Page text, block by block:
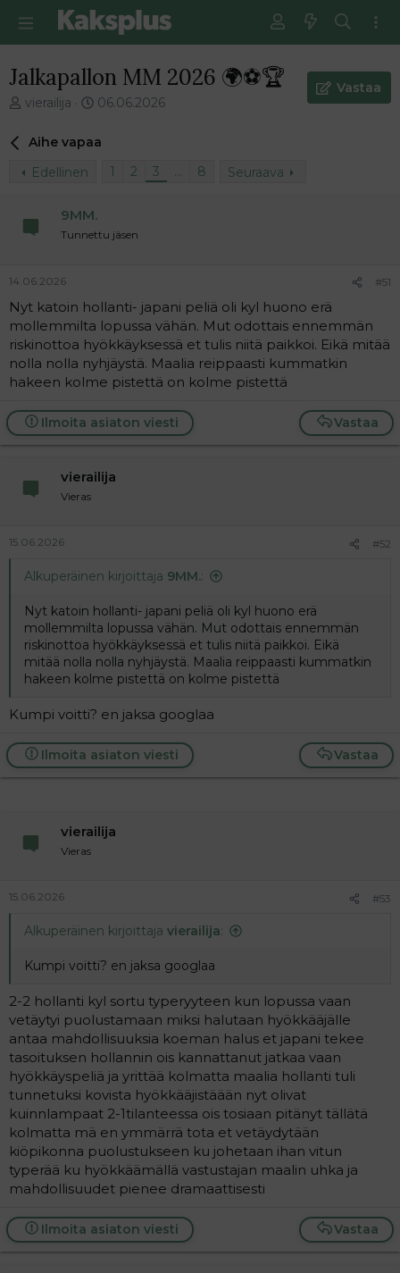
Jalkapallon MM 2026 🌍⚽️🏆
V
e
t
e
t
n
a
l
o
t
t
a
j
a
vierailija
E
s
i
n
i
e
s
t
06.06.2026
Vastaa
Aihe vapaa
Edellinen
1 2 3 … 8 Seuraava
9MM.
Tunnettu jäsen
14.06.2026 #51
Nyt katoin hollanti- japani peliä oli kyl huono erä
mollemmilta lopussa vähän. Mut odottais ennemmän
riskinottoa hyökkäyksessä et tulis niitä paikkoi. Eikä mitää
nolla nolla nyhjäystä. Maalia reippaasti kummatkin
hakeen kolme pistettä on kolme pistettä
Vastaa
Ilmoita asiaton viesti
vierailija
Vieras
15.06.2026 #52
Alkuperäinen kirjoittaja 9MM.:
Nyt katoin hollanti- japani peliä oli kyl huono erä
mollemmilta lopussa vähän. Mut odottais ennemmän
riskinottoa hyökkäyksessä et tulis niitä paikkoi. Eikä
mitää nolla nolla nyhjäystä. Maalia reippaasti kummatkin
hakeen kolme pistettä on kolme pistettä
Kumpi voitti? en jaksa googlaa
Vastaa
Ilmoita asiaton viesti
vierailija
Vieras
15.06.2026 #53
Alkuperäinen kirjoittaja vierailija:
Kumpi voitti? en jaksa googlaa
2-2 hollanti kyl sortu typeryyteen kun lopussa vaan
vetäytyi puolustamaan miksi halutaan hyökkääjälle
antaa mahdollisuuksia koeman halus et japani tekee
tasoituksen hollannin ois kannattanut jatkaa vaan
hyökkäyspeliä ja yrittää kolmatta maalia hollanti tuli
tunnetuksi kovista hyökkääjistäään nyt olivat
kuinnlampaat 2-1tilanteessa ois tosiaan pitänyt tällätä
kolmatta mä en ymmärrä tota et vetäydytään
kiöpikonna puolustukseen ku johetaan ihan vitun
typerää ku hyökkäämällä vastustajan maalin uhka ja
mahdollisuudet pienee dramaattisesti
Vastaa
Ilmoita asiaton viesti